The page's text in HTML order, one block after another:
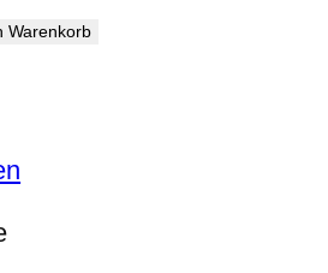
war:
ist:
Warenkorb